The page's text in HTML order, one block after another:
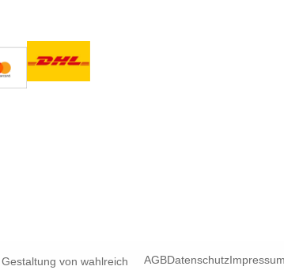
von wahlreich AGBDatenschutzImpressum